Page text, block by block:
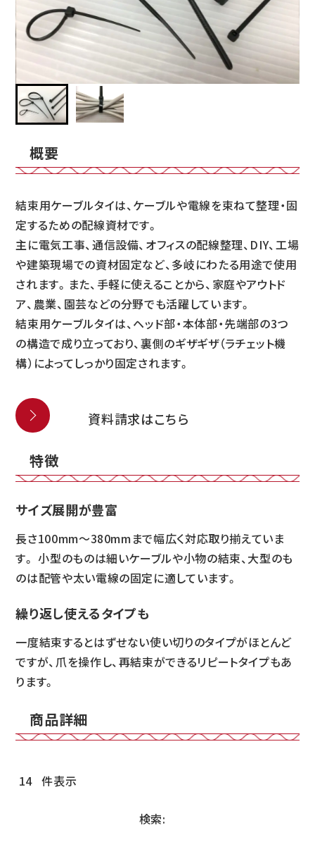
概要
結束用ケーブルタイは、ケーブルや電線を束ねて整理・固
定するための配線資材です。
主に電気工事、通信設備、オフィスの配線整理、DIY、工場
や建築現場での資材固定など、多岐にわたる用途で使用
されます。また、手軽に使えることから、家庭やアウトド
ア、農業、園芸などの分野でも活躍しています。
結束用ケーブルタイは、ヘッド部・本体部・先端部の3つ
の構造で成り立っており、裏側のギザギザ（ラチェット機
構）によってしっかり固定されます。
資料請求はこちら
特徴
サイズ展開が豊富
長さ100mm～380mmまで幅広く対応取り揃えていま
す。 小型のものは細いケーブルや小物の結束、大型のも
のは配管や太い電線の固定に適しています。
繰り返し使えるタイプも
一度結束するとはずせない使い切りのタイプがほとんど
ですが、爪を操作し、再結束ができるリピートタイプもあ
ります。
商品詳細
件表示
検索: